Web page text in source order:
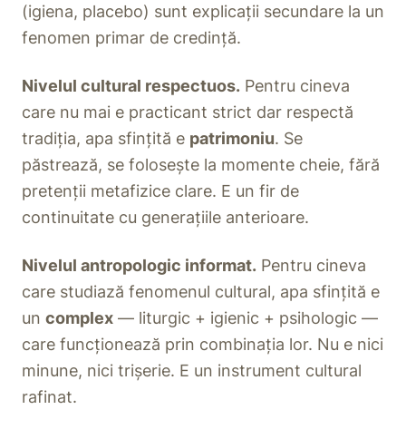
(igiena, placebo) sunt explicații secundare la un
fenomen primar de credință.
Nivelul cultural respectuos. Pentru cineva
care nu mai e practicant strict dar respectă
tradiția, apa sfințită e patrimoniu. Se
păstrează, se folosește la momente cheie, fără
pretenții metafizice clare. E un fir de
continuitate cu generațiile anterioare.
Nivelul antropologic informat. Pentru cineva
care studiază fenomenul cultural, apa sfințită e
un complex — liturgic + igienic + psihologic —
care funcționează prin combinația lor. Nu e nici
minune, nici trișerie. E un instrument cultural
rafinat.